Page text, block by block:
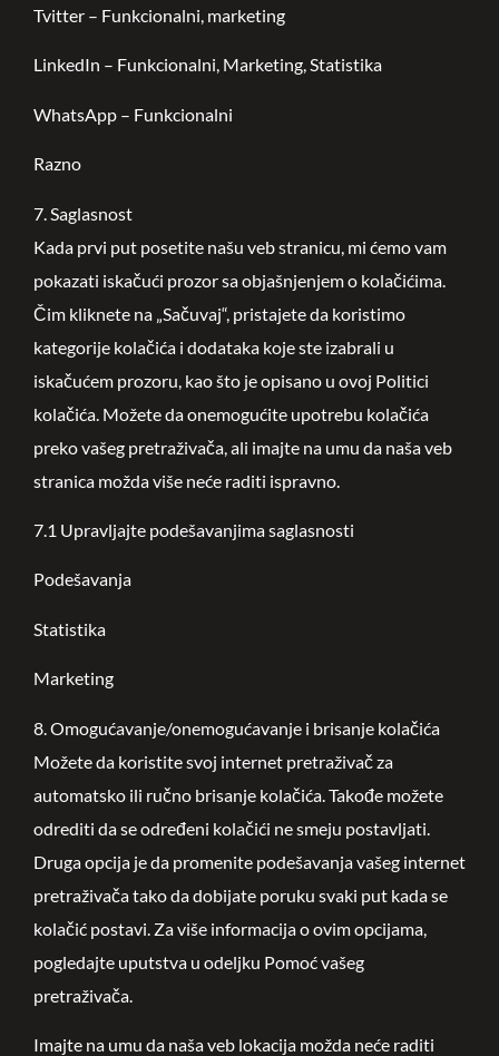
Tvitter – Funkcionalni, marketing
LinkedIn – Funkcionalni, Marketing, Statistika
WhatsApp – Funkcionalni
Razno
7. Saglasnost
Kada prvi put posetite našu veb stranicu, mi ćemo vam
pokazati iskačući prozor sa objašnjenjem o kolačićima.
Čim kliknete na „Sačuvaj“, pristajete da koristimo
kategorije kolačića i dodataka koje ste izabrali u
iskačućem prozoru, kao što je opisano u ovoj Politici
kolačića. Možete da onemogućite upotrebu kolačića
preko vašeg pretraživača, ali imajte na umu da naša veb
stranica možda više neće raditi ispravno.
7.1 Upravljajte podešavanjima saglasnosti
Podešavanja
Statistika
Marketing
8. Omogućavanje/onemogućavanje i brisanje kolačića
Možete da koristite svoj internet pretraživač za
automatsko ili ručno brisanje kolačića. Takođe možete
odrediti da se određeni kolačići ne smeju postavljati.
Druga opcija je da promenite podešavanja vašeg internet
pretraživača tako da dobijate poruku svaki put kada se
kolačić postavi. Za više informacija o ovim opcijama,
pogledajte uputstva u odeljku Pomoć vašeg
pretraživača.
Imajte na umu da naša veb lokacija možda neće raditi